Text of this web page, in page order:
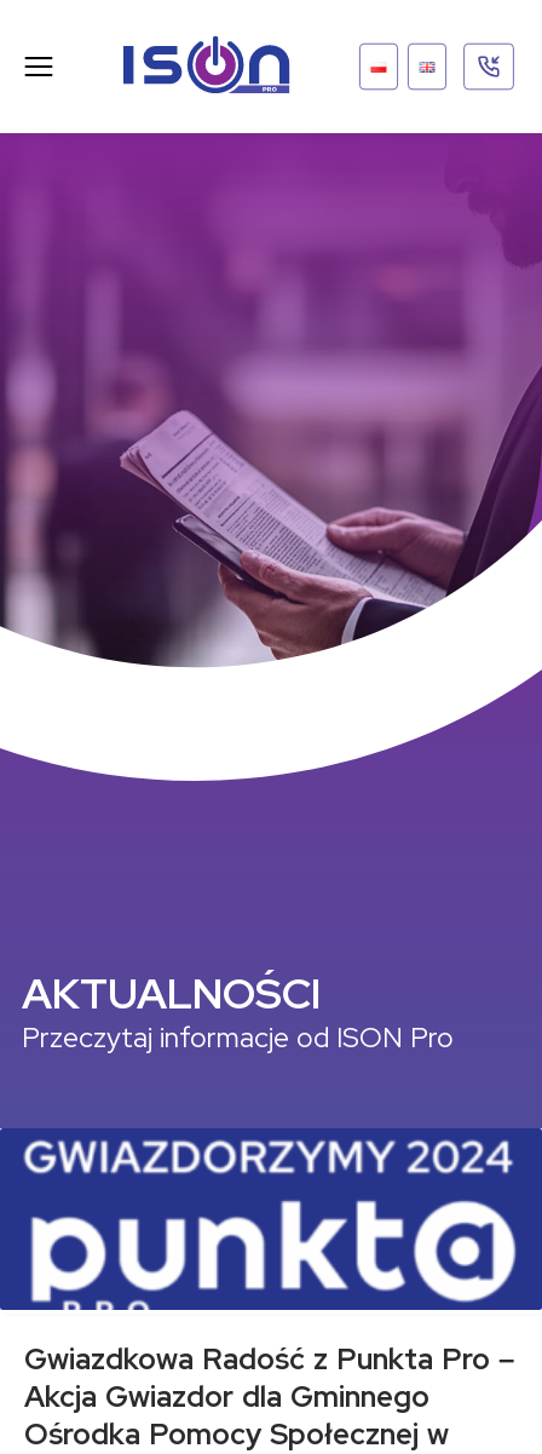
AKTUALNOŚCI
Przeczytaj informacje od ISON Pro
Gwiazdkowa Radość z Punkta Pro –
Akcja Gwiazdor dla Gminnego
Ośrodka Pomocy Społecznej w